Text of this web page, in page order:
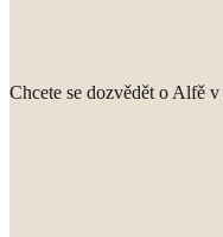
Chcete se dozvědět o Alfě